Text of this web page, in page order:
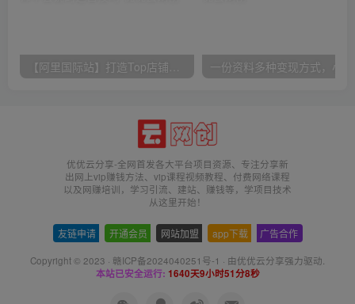
优优云分享-全网首发各大平台项目资源、专注分享新
出网上vip赚钱方法、vip课程视频教程、付费网络课程
以及网赚培训，学习引流、建站、赚钱等，学项目技术
从这里开始！
友链申请 开通会员 网站加盟 app下载 广告合作
Copyright © 2023 · 赣ICP备2024040251号-1 · 由优优云分享强力驱动.
本站已安全运行: 1640天9小时51分9秒